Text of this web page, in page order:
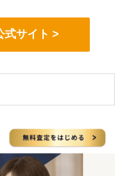
式サイト >